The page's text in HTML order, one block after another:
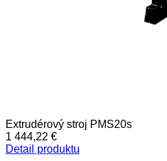
Extrudérový stroj PMS20s
1 444,22 €
Detail produktu